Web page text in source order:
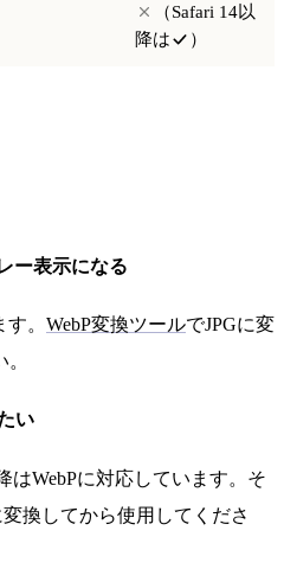
（Safari 14以
降は
）
ー表示になる
。 WebP変換ツールでJPGに変
い
はWebPに対応しています。そ
換してから使用してくださ